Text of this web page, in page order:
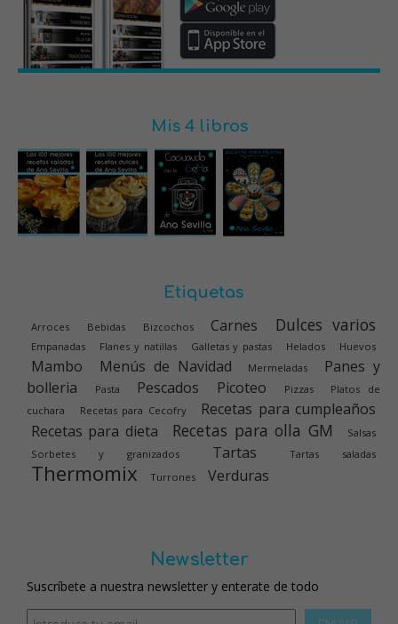
Mis 4 libros
Etiquetas
Arroces Bebidas Bizcochos Carnes Dulces varios
Empanadas Flanes y natillas Galletas y pastas Helados Huevos
Mambo Menús de Navidad Mermeladas
Panes y
bolleria
Pasta Pescados Picoteo Pizzas
Platos de
cuchara
Recetas para Cecofry
Recetas para cumpleaños
Recetas para dieta
Recetas para olla GM
Salsas
Sorbetes y granizados
Tartas Tartas saladas
Thermomix Turrones Verduras
Newsletter
Suscríbete a nuestra newsletter y enterate de todo